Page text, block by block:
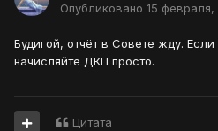
Опубликовано 15 февраля,
Будигой, отчёт в Совете жду. Если
начисляйте ДКП просто.
Цитата